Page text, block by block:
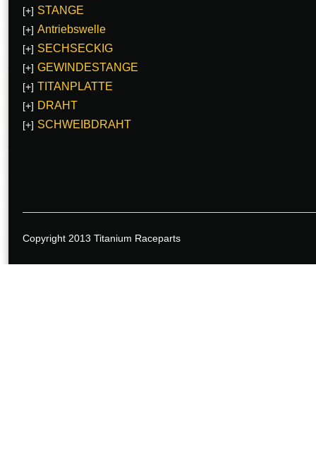
[+] STANGE
[+] Antriebswelle
[+] SECHSECKIG
[+] GEWINDESTANGE
[+] TITANPLATTE
[+] DRAHT
[+] SCHWEIBDRAHT
Copyright 2013 Titanium Raceparts